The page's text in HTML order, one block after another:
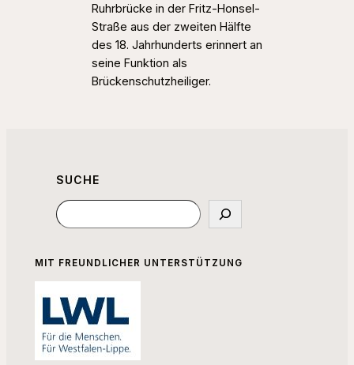
Ruhrbrücke in der Fritz-Honsel-
Straße aus der zweiten Hälfte
des 18. Jahrhunderts erinnert an
seine Funktion als
Brückenschutzheiliger.
SUCHE
Suchen
MIT FREUNDLICHER UNTERSTÜTZUNG